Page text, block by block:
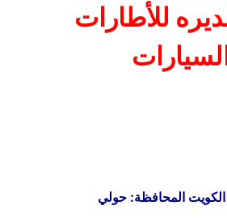
للأطارات
الكويت المحافظة: حولي